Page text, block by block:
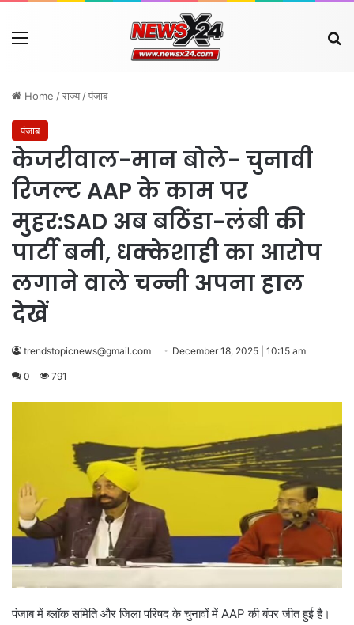
Menu
Home /राज्य /पंजाब
पंजाब
केजरीवाल-मान बोले- चुनावी
रिजल्ट AAP के काम पर
मुहर:SAD अब बठिंडा-लंबी की
पार्टी बनी, धक्केशाही का आरोप
लगाने वाले चन्नी अपना हाल
देखें
trendstopicnews@gmail.com December 18, 2025 | 10:15 am
0 791
पंजाब में ब्लॉक समिति और जिला परिषद के चुनावों में AAP की बंपर जीत हुई है।